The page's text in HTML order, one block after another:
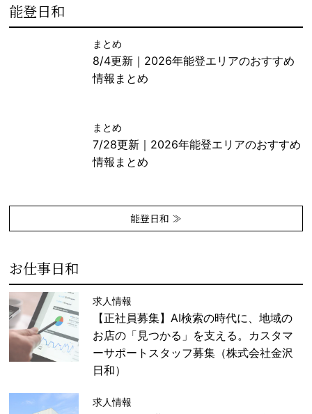
能登日和
まとめ
8/4更新｜2026年能登エリアのおすすめ
情報まとめ
まとめ
7/28更新｜2026年能登エリアのおすすめ
情報まとめ
能登日和 ≫
お仕事日和
求人情報
【正社員募集】AI検索の時代に、地域の
お店の「見つかる」を支える。カスタマ
ーサポートスタッフ募集（株式会社金沢
日和）
求人情報